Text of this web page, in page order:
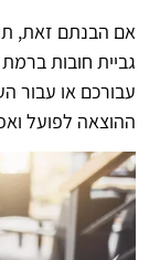
אם הבנתם זאת,
גביית חובות
עבורכם או עבור
ההוצאה לפועל